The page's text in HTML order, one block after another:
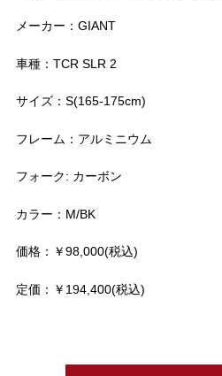
メーカー：GIANT
車種：TCR SLR 2
サイズ：S(165-175cm)
フレーム：アルミニウム
フォーク: カーボン
カラー：M/BK
価格：￥98,000(税込)
定価：￥194,400(税込)